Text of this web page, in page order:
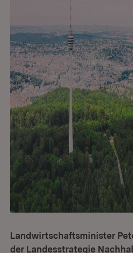
Landwirtschaftsminister
der Landesstrategie